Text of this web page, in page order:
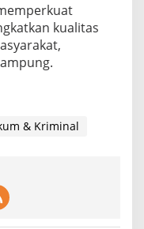
kualitas
& Kriminal